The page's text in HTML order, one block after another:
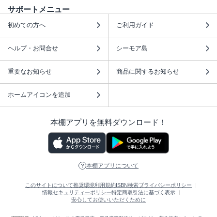
サポートメニュー
初めての方へ ご利用ガイド
ヘルプ・お問合せ シーモア島
重要なお知らせ 商品に関するお知らせ
ホームアイコンを追加
本棚アプリを無料ダウンロード！
本棚アプリについて
このサイトについて推奨環境利用規約 ISBN検索プライバシーポリシー
情報セキュリティーポリシー特定商取引法に基づく表示
安心してお使いいただくために